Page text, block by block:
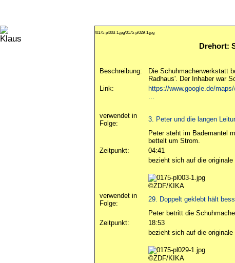
/0175-pl003-1.jpg/0175-pl029-1.jpg
Drehort:
Beschreibung:
Die Schuhmacherwerkstatt
Radhaus'. Der Inhaber war
Link:
https://www.google.de/
...
verwendet in
Folge:
3. Peter und die langen
Peter steht im Bademantel
bettelt um Strom.
Zeitpunkt:
04:41
bezieht sich auf die originale
©ZDF/KIKA
verwendet in
Folge:
29. Doppelt geklebt hält
Peter betritt die
Zeitpunkt:
18:53
bezieht sich auf die originale
©ZDF/KIKA